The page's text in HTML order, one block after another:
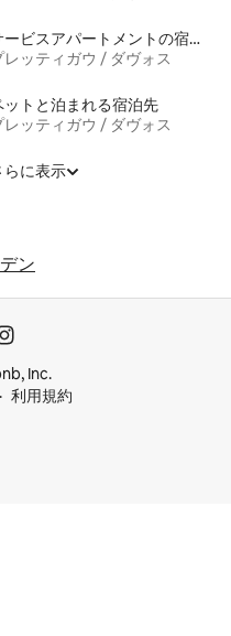
サービスアパートメントの宿泊施設
レッティガウ / ダヴォス
ットと泊まれる宿泊先
レッティガウ / ダヴォス
らに表示
ン
Inc.
利用規約